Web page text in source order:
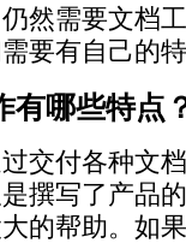
然需要文档
要有自己的
有哪些特点
交付各种文
撰写了产品
的帮助。如